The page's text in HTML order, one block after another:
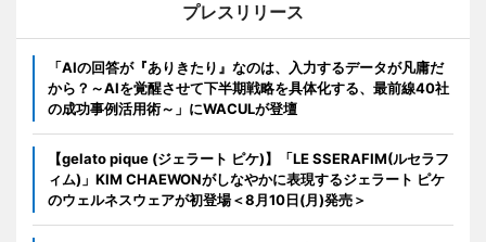
プレスリリース
「AIの回答が『ありきたり』なのは、入力するデータが凡庸だ
から？～AIを覚醒させて下半期戦略を具体化する、最前線40社
の成功事例活用術～」にWACULが登壇
【gelato pique (ジェラート ピケ)】「LE SSERAFIM(ルセラフ
ィム)」KIM CHAEWONがしなやかに表現するジェラート ピケ
のウェルネスウェアが初登場＜8月10日(月)発売＞